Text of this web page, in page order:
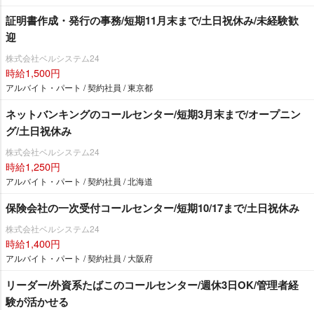
証明書作成・発行の事務/短期11月末まで/土日祝休み/未経験歓
迎
株式会社ベルシステム24
時給1,500円
アルバイト・パート / 契約社員 / 東京都
ネットバンキングのコールセンター/短期3月末まで/オープニン
グ/土日祝休み
株式会社ベルシステム24
時給1,250円
アルバイト・パート / 契約社員 / 北海道
保険会社の一次受付コールセンター/短期10/17まで/土日祝休み
株式会社ベルシステム24
時給1,400円
アルバイト・パート / 契約社員 / 大阪府
リーダー/外資系たばこのコールセンター/週休3日OK/管理者経
験が活かせる